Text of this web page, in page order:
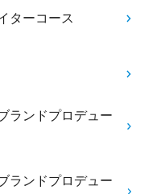
ターコース
ランドプロデュー
ランドプロデュー